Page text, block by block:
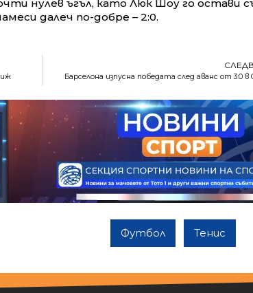
нулев ъгъл, като Люк Шоу го остави
далеч по-добре – 2:0.
Барселона изпусна победата след аванс от 3:0 в
Футбол Тенис